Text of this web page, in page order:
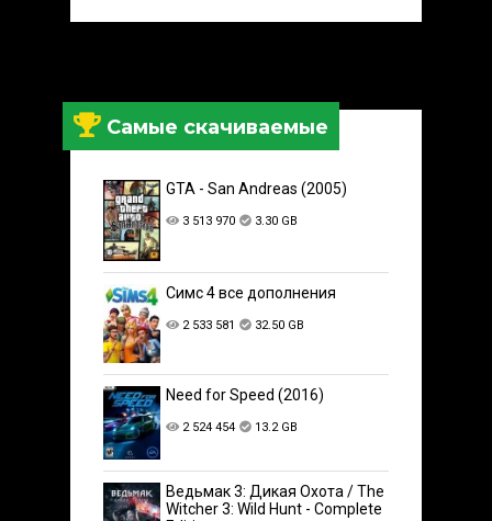
Самые скачиваемые
GTA - San Andreas (2005)
3 513 970 3.30 GB
Симс 4 все дополнения
2 533 581 32.50 GB
Need for Speed (2016)
2 524 454 13.2 GB
Ведьмак 3: Дикая Охота / The
Witcher 3: Wild Hunt - Complete